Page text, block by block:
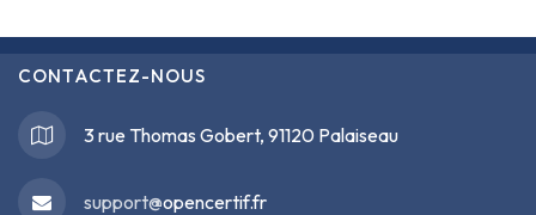
CONTACTEZ-NOUS
3 rue Thomas Gobert, 91120 Palaiseau
support@opencertif.fr